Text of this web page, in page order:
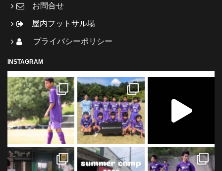
お問合せ
屋内フットサル場
プライバシーポリシー
INSTAGRAM